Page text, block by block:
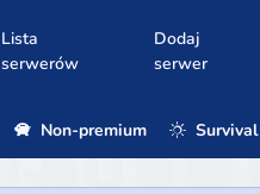
Lista
serwerów
Dodaj
serwer
Non-premium Survival